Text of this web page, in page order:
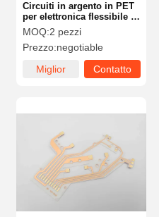
Circuiti in argento in PET
per elettronica flessibile e
indossabile
MOQ:2 pezzi
Prezzo:negotiable
Miglior
Contatto